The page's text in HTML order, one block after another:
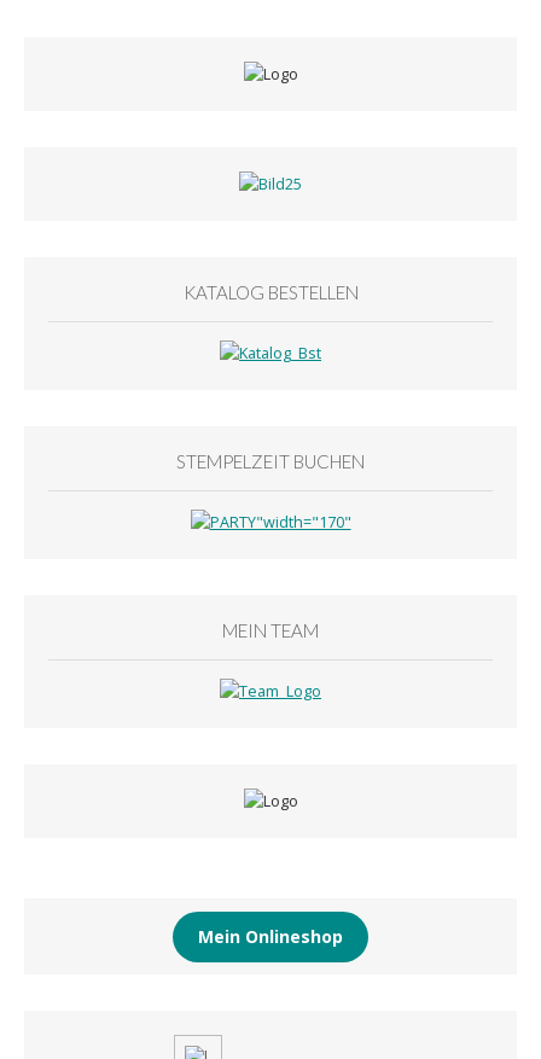
KATALOG BESTELLEN
STEMPELZEIT BUCHEN
MEIN TEAM
Mein Onlineshop